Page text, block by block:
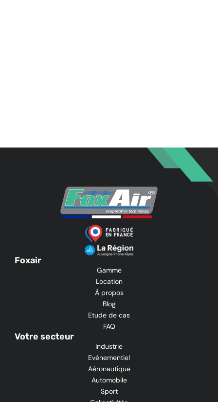
Foxair
Gamme
Location
À propos
Blog
Etude de cas
FAQ
Votre secteur
Industrie
Evénementiel
Aéronautique
Automobile
Sport